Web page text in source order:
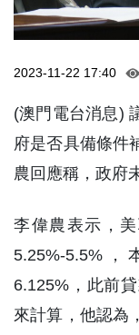
2023-11-22 17:40
(澳門電台消息)
府是否具備條件
農回應稱，政府
李偉農表示，
5.25%-5.5%
6.125%，此前
來計算，他認為